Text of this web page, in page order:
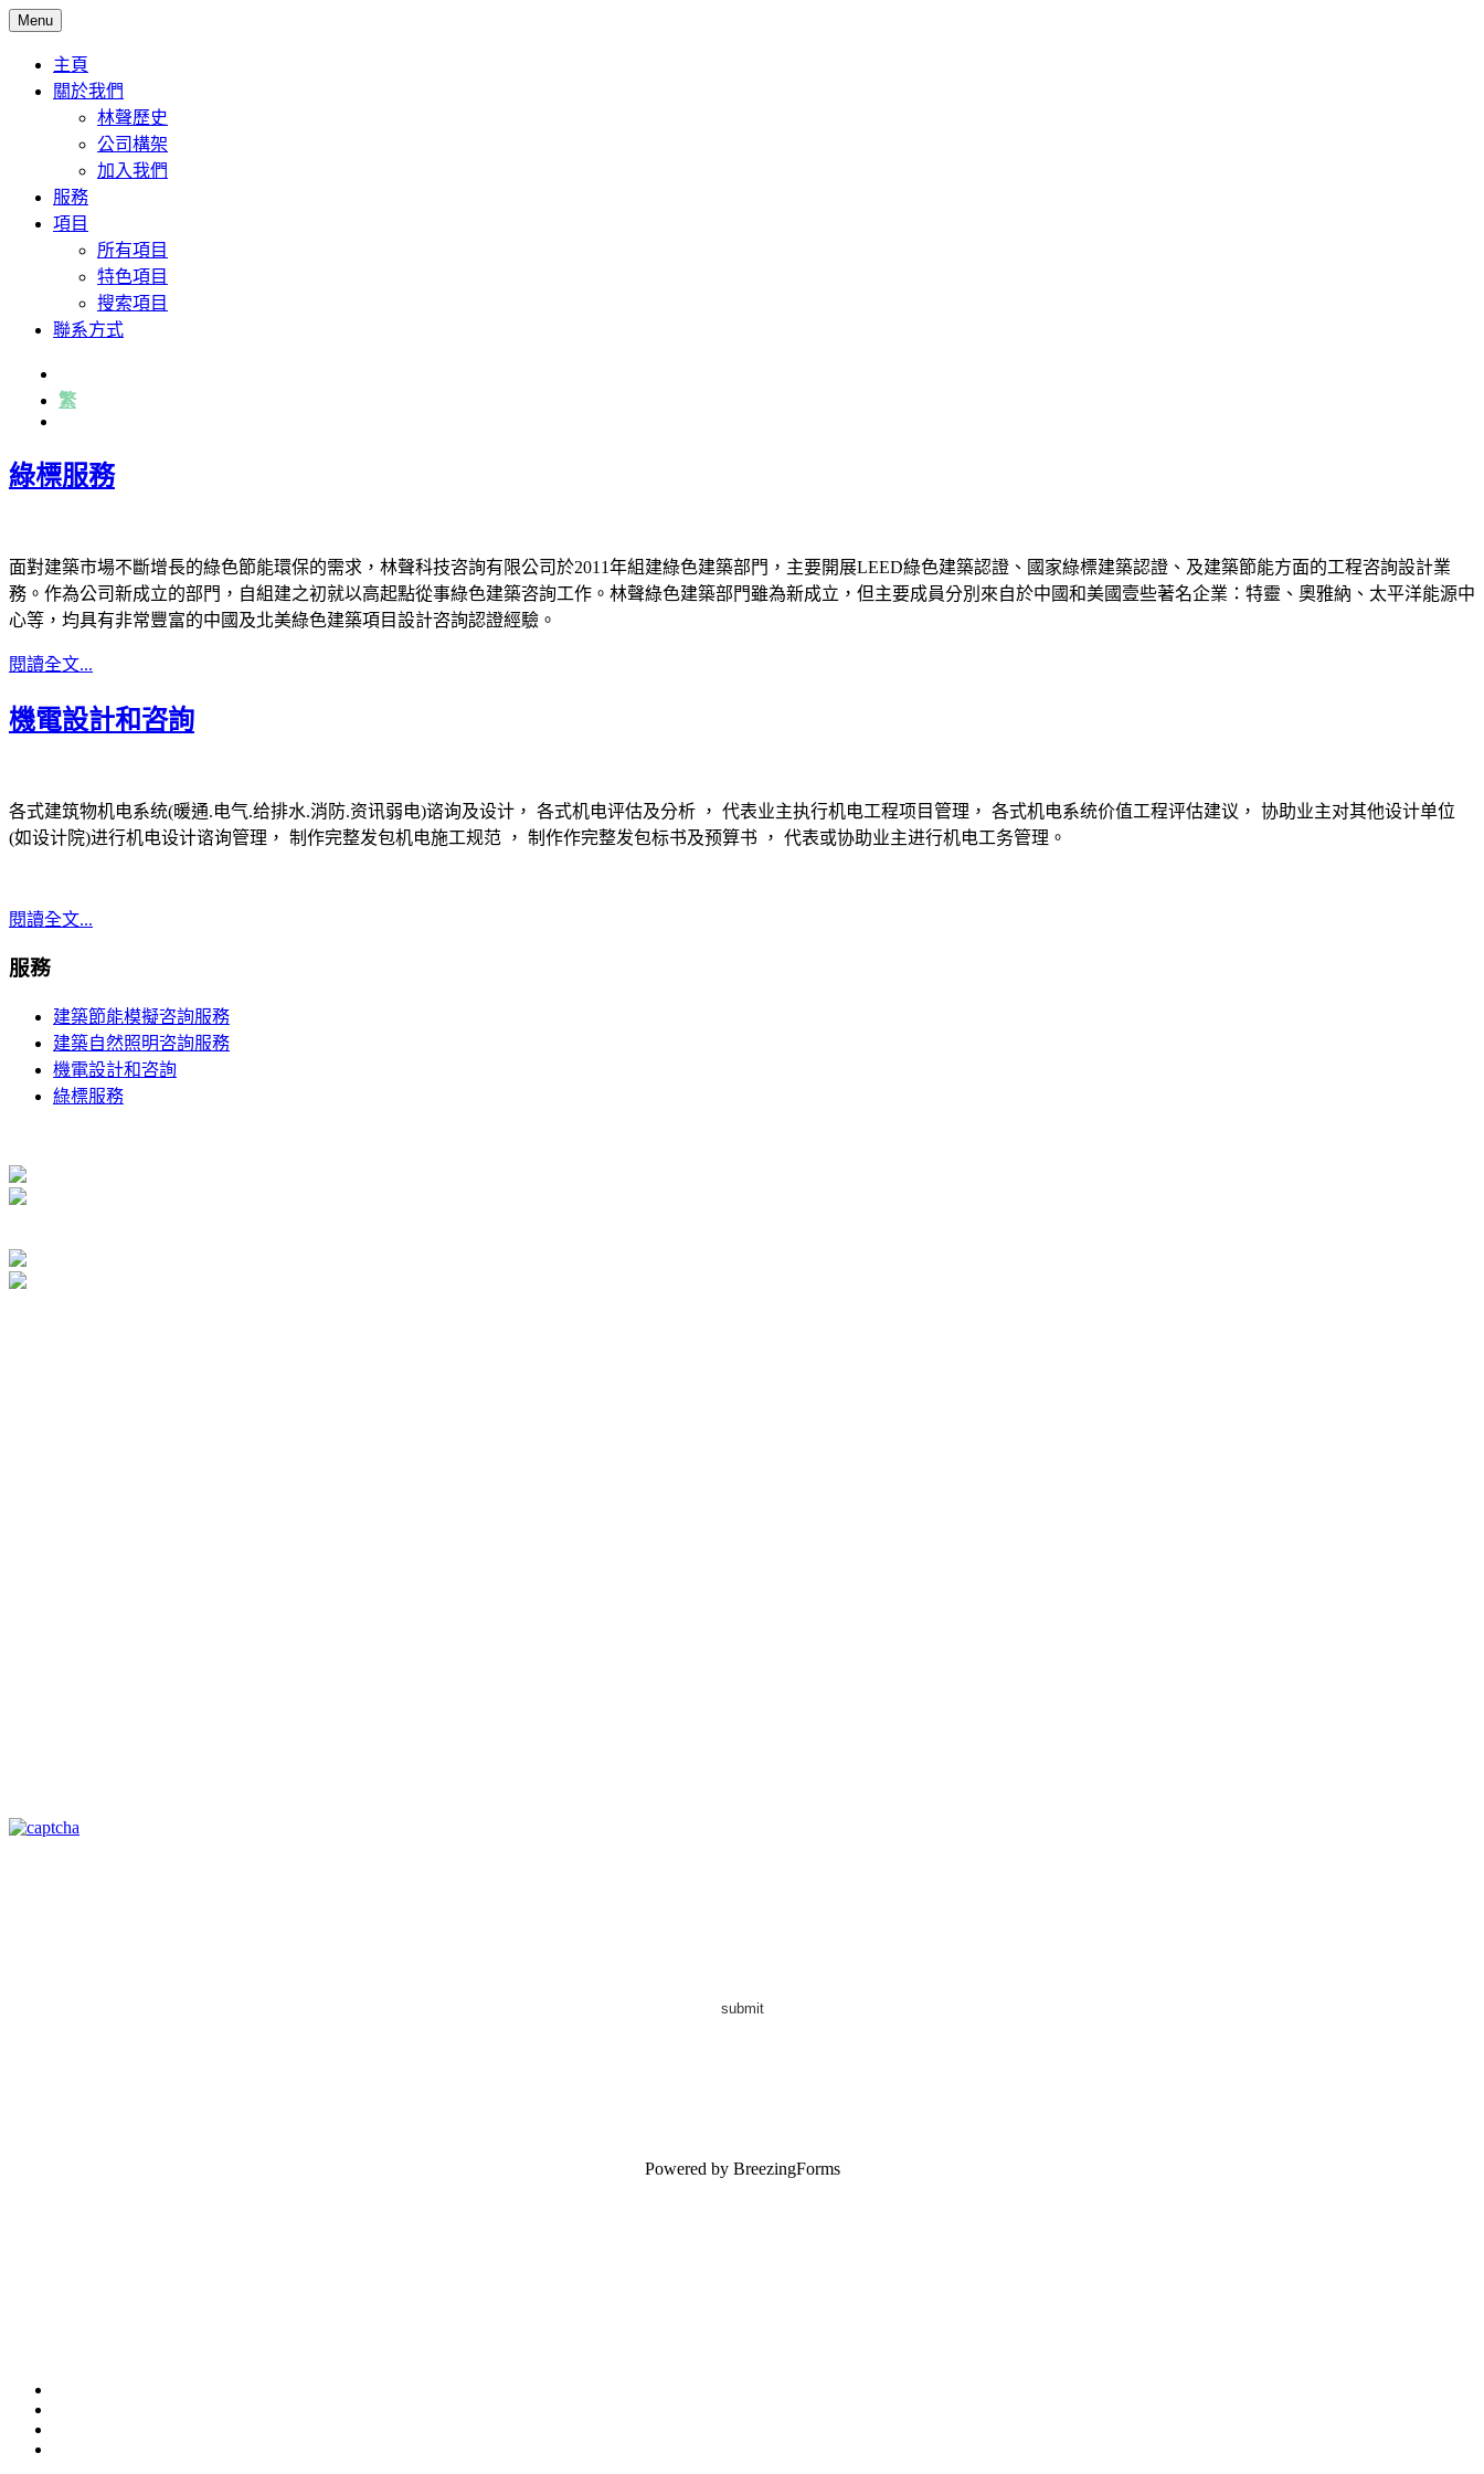
Menu
主頁
關於我們
林聲歷史
公司構架
加入我們
服務
項目
所有項目
特色項目
搜索項目
聯系方式
繁
綠標服務
面對建築市場不斷增長的綠色節能環保的需求，林聲科技咨詢有限公司於2011年組建綠色建築部門，主要開展LEED綠色建築認證、國家綠標建築認證、及建築節能方面的工程咨詢設計業
務。作為公司新成立的部門，自組建之初就以高起點從事綠色建築咨詢工作。林聲綠色建築部門雖為新成立，但主要成員分別來自於中國和美國壹些著名企業：特靈、奧雅納、太平洋能源中
心等，均具有非常豐富的中國及北美綠色建築項目設計咨詢認證經驗。
閱讀全文...
機電設計和咨詢
各式建筑物机电系统(暖通.电气.给排水.消防.资讯弱电)谘询及设计， 各式机电评估及分析 ， 代表业主执行机电工程项目管理， 各式机电系统价值工程评估建议， 协助业主对其他设计单位
(如设计院)进行机电设计谘询管理， 制作完整发包机电施工规范 ， 制作作完整发包标书及预算书 ， 代表或协助业主进行机电工务管理。
閱讀全文...
服務
建築節能模擬咨詢服務
建築自然照明咨詢服務
機電設計和咨詢
綠標服務
submit
Powered by BreezingForms